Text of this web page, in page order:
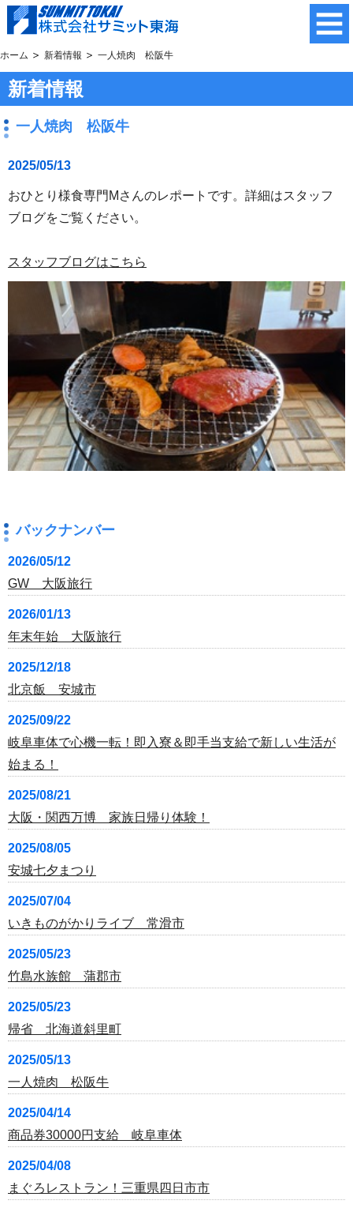
ホーム 新着情報 一人焼肉 松阪牛
新着情報
一人焼肉 松阪牛
2025/05/13
おひとり様食専門Mさんのレポートです。詳細はスタッフ
ブログをご覧ください。
スタッフブログはこちら
バックナンバー
2026/05/12
GW 大阪旅行
2026/01/13
年末年始 大阪旅行
2025/12/18
北京飯 安城市
2025/09/22
岐阜車体で心機一転！即入寮＆即手当支給で新しい生活が
始まる！
2025/08/21
大阪・関西万博 家族日帰り体験！
2025/08/05
安城七夕まつり
2025/07/04
いきものがかりライブ 常滑市
2025/05/23
竹島水族館 蒲郡市
2025/05/23
帰省 北海道斜里町
2025/05/13
一人焼肉 松阪牛
2025/04/14
商品券30000円支給 岐阜車体
2025/04/08
まぐろレストラン！三重県四日市市